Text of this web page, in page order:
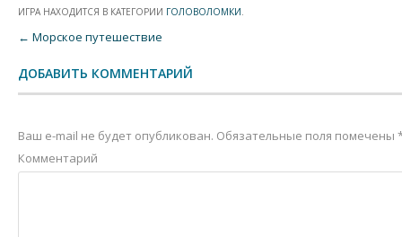
ИГРА НАХОДИТСЯ В КАТЕГОРИИ ГОЛОВОЛОМКИ.
Post navigation
← Морское путешествие
ДОБАВИТЬ КОММЕНТАРИЙ
Ваш e-mail не будет опубликован. Обязательные поля помечены
Комментарий